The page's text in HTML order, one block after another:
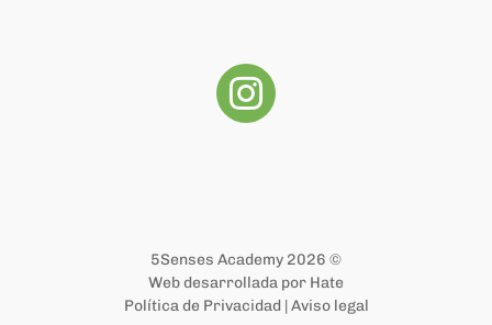
5Senses Academy 2026 ©
Web desarrollada por Hate
Política de Privacidad |Aviso legal